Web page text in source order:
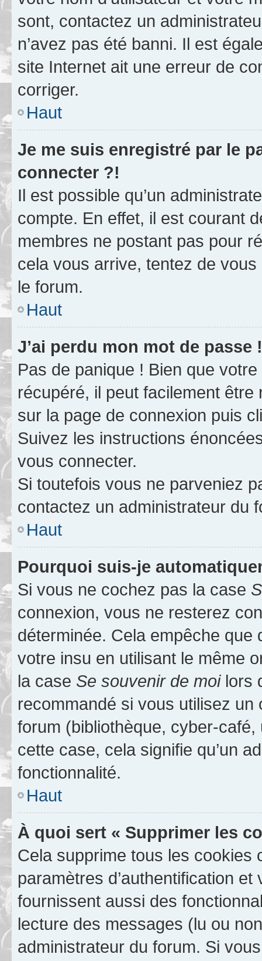
sont, contactez un
n’avez pas été banni. Il est
site Internet ait une erreur de
corriger.
Haut
Je me suis enregistré par le
connecter ?!
Il est possible qu’un
compte. En effet, il est courant
membres ne postant pas pour
cela vous arrive, tentez de
le forum.
Haut
J’ai perdu mon mot de passe !
Pas de panique ! Bien que
récupéré, il peut facilement
sur la page de connexion puis
Suivez les instructions
vous connecter.
Si toutefois vous ne parveniez
contactez un administrateur du
Haut
Pourquoi suis-je
Si vous ne cochez pas la case
connexion, vous ne resterez
déterminée. Cela empêche que
votre insu en utilisant le même
la case Se souvenir de moilors
recommandé si vous utilisez
forum (bibliothèque, cyber-
cette case, cela signifie qu’un
fonctionnalité.
Haut
À quoi sert « Supprimer les
Cela supprime tous les cookies
paramètres d’authentification
fournissent aussi des
lecture des messages (lu ou
administrateur du forum. Si